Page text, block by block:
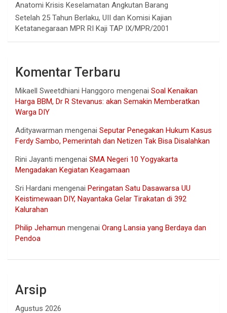
Anatomi Krisis Keselamatan Angkutan Barang
Setelah 25 Tahun Berlaku, UII dan Komisi Kajian
Ketatanegaraan MPR RI Kaji TAP IX/MPR/2001
Komentar Terbaru
Mikaell Sweetdhiani Hanggoro mengenai Soal Kenaikan
Harga BBM, Dr R Stevanus: akan Semakin Memberatkan
Warga DIY
Adityawarman mengenai Seputar Penegakan Hukum Kasus
Ferdy Sambo, Pemerintah dan Netizen Tak Bisa Disalahkan
Rini Jayanti mengenai SMA Negeri 10 Yogyakarta
Mengadakan Kegiatan Keagamaan
Sri Hardani mengenai Peringatan Satu Dasawarsa UU
Keistimewaan DIY, Nayantaka Gelar Tirakatan di 392
Kalurahan
Philip Jehamun mengenai Orang Lansia yang Berdaya dan
Pendoa
Arsip
Agustus 2026